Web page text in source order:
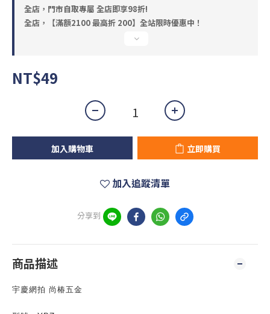
全店，門市自取專屬 全店即享98折!
全店，【滿額2100 最高折 200】全站限時優惠中！
NT$49
加入購物車 立即購買
加入追蹤清單
分享到
商品描述
宇慶網拍 尚椿五金